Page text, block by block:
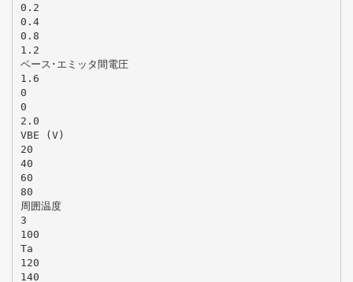
0.2
0.4
0.8
1.2
ベース･エミッタ間電圧
1.6
0
0
2.0
VBE (V)
20
40
60
80
周囲温度
3
100
Ta
120
140